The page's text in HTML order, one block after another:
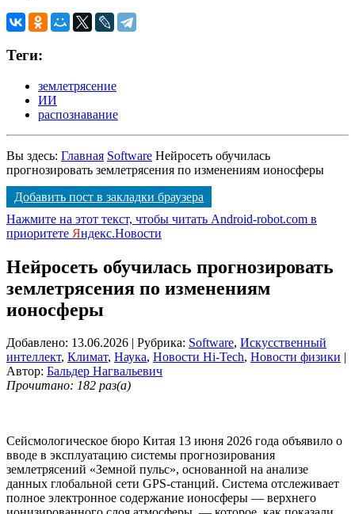
Теги:
землетрясение
ИИ
распознавание
Вы здесь: Главная Software Нейросеть обучилась
прогнозировать землетрясения по изменениям ионосферы
Добавить пост в закладки браузера
Нажмите на этот текст, чтобы читать Android-robot.com в
приоритете Яндекс.Новости
Нейросеть обучилась прогнозировать
землетрясения по изменениям
ионосферы
Добавлено: 13.06.2026 | Рубрика: Software, Искусственный
интеллект, Климат, Наука, Новости Hi-Tech, Новости физики
Автор: Бальдер Нагвальевич
Прочитано: 182 раз(а)
Сейсмологическое бюро Китая 13 июня 2026 года объявило о
вводе в эксплуатацию системы прогнозирования
землетрясений «Земной пульс», основанной на анализе
данных глобальной сети GPS-станций. Система отслеживает
полное электронное содержание ионосферы — верхнего